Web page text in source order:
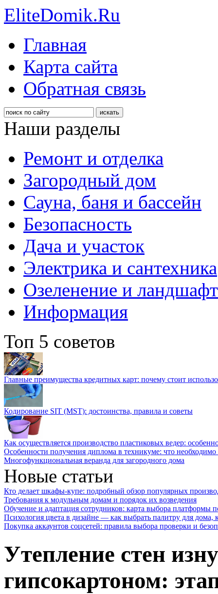
EliteDomik.Ru
Главная
Карта сайта
Обратная связь
Наши разделы
Ремонт и отделка
Загородный дом
Сауна, баня и бассейн
Безопасность
Дача и участок
Электрика и сантехника
Озеленение и
Информация
Топ 5 советов
Главные преимущества кредитных карт: почему стоит
Кодирование SIT (MST): достоинства, правила и советы
Как осуществляется производство пластиковых ведер:
Особенности получения диплома в техникуме: что необходимо
Многофункциональная веранда для загородного дома
Новые статьи
Кто делает шкафы-купе: подробный обзор популярных
Требования к модульным домам и порядок их возведения
Обучение и адаптация сотрудников: карта выбора платформы
Психология цвета в дизайне — как выбрать палитру для дома,
Покупка аккаунтов соцсетей: правила выбора проверки и
Утепление стен
гипсокартоном: